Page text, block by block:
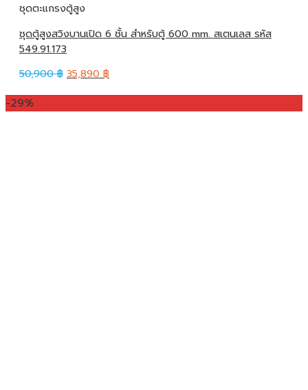
ชุดตะแกรงตู้สูง
ชุดตู้สูงสวิงบานเปิด 6 ชั้น สำหรับตู้ 600 mm. สเตนเลส รหัส
549.91.173
50,900฿ 35,890 ฿
-29%